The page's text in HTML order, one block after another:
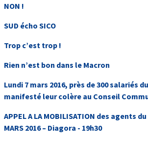
NON !
SUD écho SICO
Trop c’est trop !
Rien n’est bon dans le Macron
Lundi 7 mars 2016, près de 300 salariés
manifesté leur colère au Conseil
APPEL A LA MOBILISATION des agents
MARS 2016 – Diagora - 19h30